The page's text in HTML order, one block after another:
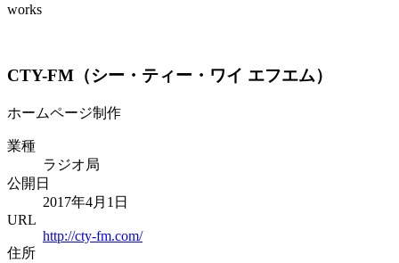
works
CTY-FM（シー・ティー・ワイ エフエム）
ホームページ制作
業種
ラジオ局
公開日
2017年4月1日
URL
http://cty-fm.com/
住所